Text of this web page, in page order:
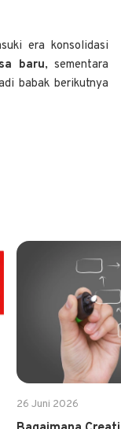
era konsolidasi
baru, sementara
babak berikutnya
26 Juni 2026